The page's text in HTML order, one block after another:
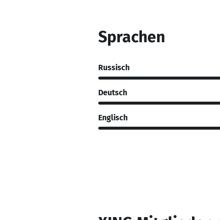
Sprachen
Russisch
Deutsch
Englisch